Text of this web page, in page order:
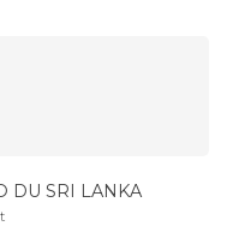
DU SRI LANKA